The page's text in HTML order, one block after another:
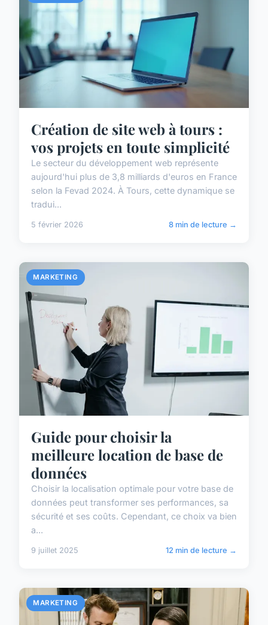
Création de site web à tours :
vos projets en toute simplicité
Le secteur du développement web représente
aujourd'hui plus de 3,8 milliards d'euros en France
selon la Fevad 2024. À Tours, cette dynamique se
tradui...
5 février 2026 8 min de lecture →
MARKETING
Guide pour choisir la
meilleure location de base de
données
Choisir la localisation optimale pour votre base de
données peut transformer ses performances, sa
sécurité et ses coûts. Cependant, ce choix va bien
a...
9 juillet 2025 12 min de lecture →
MARKETING